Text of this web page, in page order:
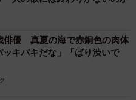
俳優 真夏の海で赤銅色の肉体
キバキだな」「ばり渋いで